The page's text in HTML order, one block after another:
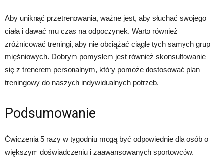
Aby uniknąć przetrenowania, ważne jest, aby słuchać swojego
ciała i dawać mu czas na odpoczynek. Warto również
zróżnicować treningi, aby nie obciążać ciągle tych samych grup
mięśniowych. Dobrym pomysłem jest również skonsultowanie
się z trenerem personalnym, który pomoże dostosować plan
treningowy do naszych indywidualnych potrzeb.
Podsumowanie
Ćwiczenia 5 razy w tygodniu mogą być odpowiednie dla osób o
większym doświadczeniu i zaawansowanych sportowców.